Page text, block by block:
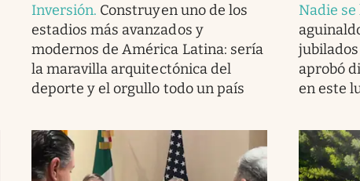
Inversión. Construyen uno de los
estadios más avanzados y
modernos de América Latina: sería
la maravilla arquitectónica del
deporte y el orgullo todo un país
Nadie
aprobó
en este